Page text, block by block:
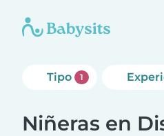
Tipo 1
Niñeras en